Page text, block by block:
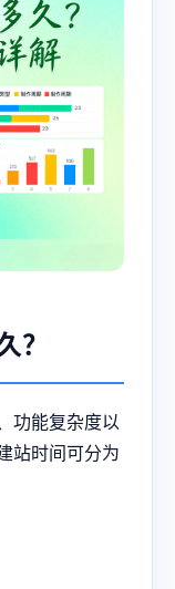
？
功能复杂度以
站时间可分为